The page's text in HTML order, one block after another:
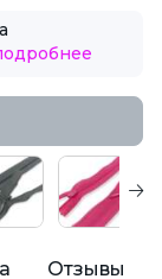
Отзывы